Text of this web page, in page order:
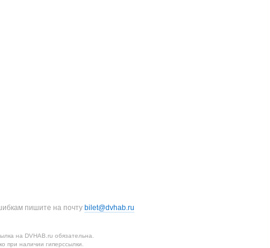
пишите на почту bilet@dvhab.ru
на DVHAB.ru обязательна.
при наличии гиперссылки.